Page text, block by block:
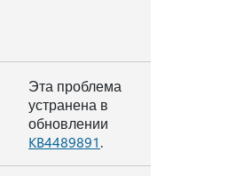
Эта проблема
устранена в
обновлении
KB4489891.